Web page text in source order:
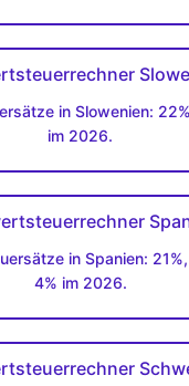
in Slowenien:
im 2026.
in Spanien:
4% im 2026.